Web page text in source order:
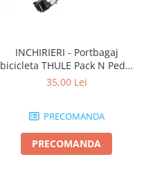
INCHIRIERI - Portbagaj
bicicleta THULE Pack N Pedal
tour rack
35,00 Lei
PRECOMANDA
PRECOMANDA